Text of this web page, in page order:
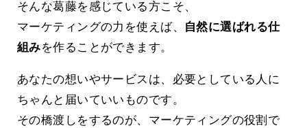
そんな葛藤を感じている方こそ、
マーケティングの力を使えば、
自然に選ばれる仕
組みを作ることができます。
あなたの想いやサービスは、必要としている人に
ちゃんと届いていいものです。
その橋渡しをするのが、マーケティングの役割で